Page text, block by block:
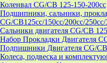
Коленвал CG/CB 125-150-200cc
Подшипники, сальники,
CG/CB125сс/150cc/200cc/250cc/
Сальники двигателя CG/CB
Набор Прокладки Двигателя
Подпишники Двигателя CG/
Колеса, подвеска и